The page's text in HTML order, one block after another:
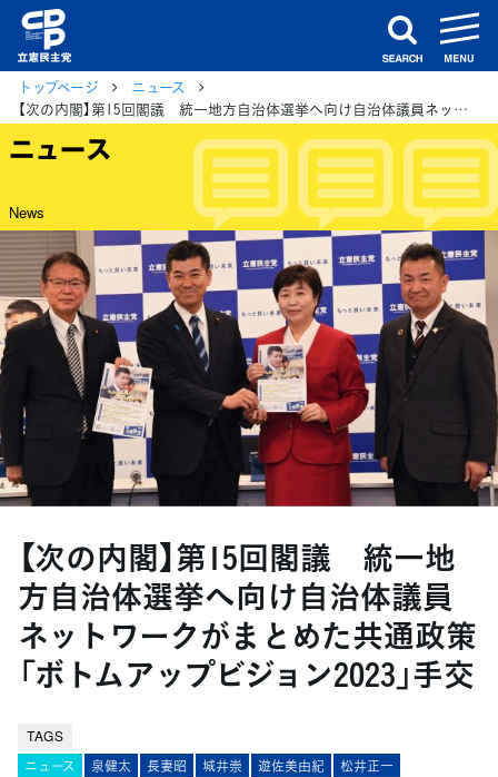
search
トップページ
ニュース
【次の内閣】第15回閣議 統一地方自治体選挙へ向け自治体議員ネットワークがまとめた共通政策「ボトムアップビジョン2023」手交
ニュース
News
【次の内閣】第15回閣議 統一地
方自治体選挙へ向け自治体議員
ネットワークがまとめた共通政策
「ボトムアップビジョン2023」手交
TAGS
ニュース 泉健太 長妻昭 城井崇 遊佐美由紀
松井正一